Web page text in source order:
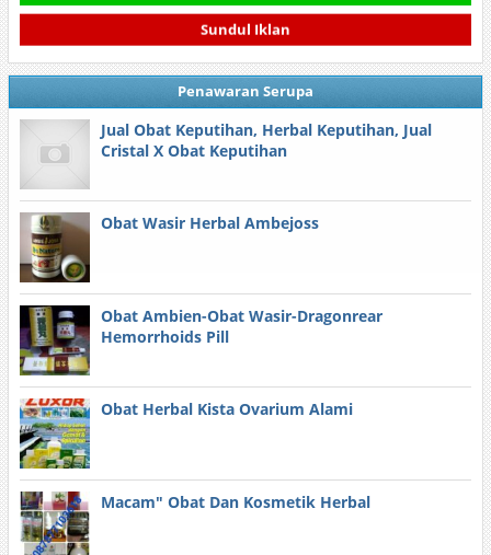
Sundul Iklan
Penawaran Serupa
Jual Obat Keputihan, Herbal Keputihan, Jual
Cristal X Obat Keputihan
Obat Wasir Herbal Ambejoss
Obat Ambien-Obat Wasir-Dragonrear
Hemorrhoids Pill
Obat Herbal Kista Ovarium Alami
Macam" Obat Dan Kosmetik Herbal